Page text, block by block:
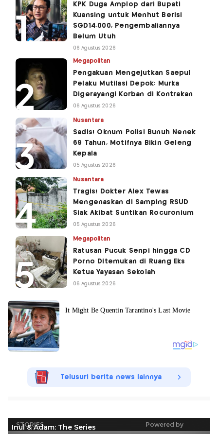
KPK Duga Amplop dari Bupati
Kuansing untuk Menhut Berisi
SGD14.000, Pengembaliannya
Belum Utuh
06 Agustus 2026
Megapolitan
Pengakuan Mengejutkan Saepul
Pelaku Mutilasi Depok: Murka
Digerayangi Korban di Kontrakan
06 Agustus 2026
Nusantara
Sadis! Oknum Polisi Bunuh Nenek
69 Tahun, Motifnya Bikin Geleng
Kepala
05 Agustus 2026
Nusantara
Tragis! Dokter Alex Tewas
Mengenaskan di Samping RSUD
Siak Akibat Suntikan Rocuronium
05 Agustus 2026
Megapolitan
Ratusan Pucuk Senpi hingga CD
Porno Ditemukan di Ruang Eks
Ketua Yayasan Sekolah
06 Agustus 2026
Telusuri berita news lainnya